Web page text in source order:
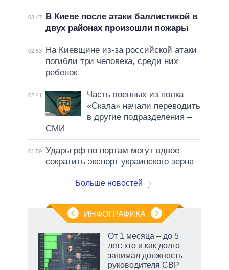
03:47
В Киеве после атаки баллистикой в
двух районах произошли пожары
02:53
На Киевщине из-за российской атаки
погибли три человека, среди них
ребенок
02:41
Часть военных из полка
«Скала» начали переводить
в другие подразделения –
СМИ
01:59 Удары рф по портам могут вдвое
сократить экспорт украинского зерна
Больше новостей
ИНФОГРАФИКА
От 1 месяца – до 5
лет: кто и как долго
занимал должность
руководителя СВР